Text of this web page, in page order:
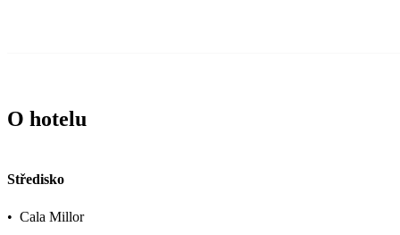
O hotelu
Středisko
• Cala Millor